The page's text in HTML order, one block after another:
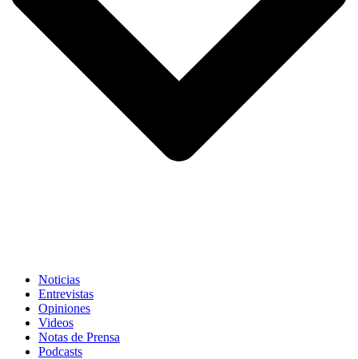
Noticias
Entrevistas
Opiniones
Videos
Notas de Prensa
Podcasts